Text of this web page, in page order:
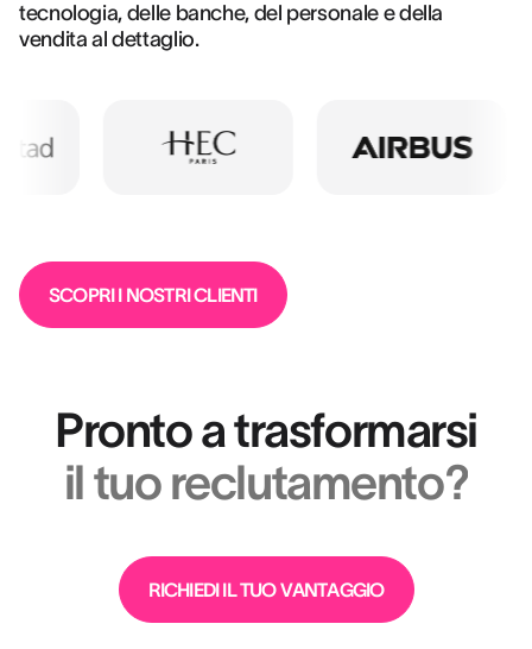
tecnologia, delle banche, del personale e della
vendita al dettaglio.
SCOPRI I NOSTRI CLIENTI
Pronto a trasformarsi
il tuo reclutamento?
RICHIEDI IL TUO VANTAGGIO